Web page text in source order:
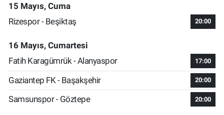
15 Mayıs, Cuma
Rizespor - Beşiktaş
20:00
16 Mayıs, Cumartesi
Fatih Karagümrük - Alanyaspor
17:00
Gaziantep FK - Başakşehir 20:00
Samsunspor - Göztepe 20:00